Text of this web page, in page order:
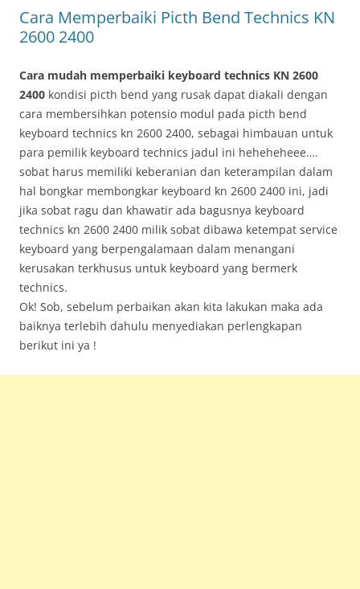
Cara Memperbaiki Picth Bend Technics KN
2600 2400
Cara mudah memperbaiki keyboard technics KN 2600
2400 kondisi picth bend yang rusak dapat diakali dengan
cara membersihkan potensio modul pada picth bend
keyboard technics kn 2600 2400, sebagai himbauan untuk
para pemilik keyboard technics jadul ini heheheheee….
sobat harus memiliki keberanian dan keterampilan dalam
hal bongkar membongkar keyboard kn 2600 2400 ini, jadi
jika sobat ragu dan khawatir ada bagusnya keyboard
technics kn 2600 2400 milik sobat dibawa ketempat service
keyboard yang berpengalamaan dalam menangani
kerusakan terkhusus untuk keyboard yang bermerk
technics.
Ok! Sob, sebelum perbaikan akan kita lakukan maka ada
baiknya terlebih dahulu menyediakan perlengkapan
berikut ini ya !